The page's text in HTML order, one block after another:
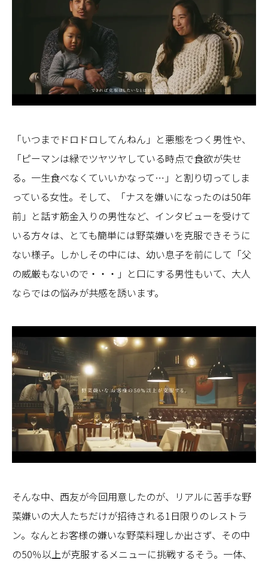
「いつまでドロドロしてんねん」と悪態をつく男性や、
「ピーマンは緑でツヤツヤしている時点で食欲が失せ
る。一生食べなくていいかなって…」と割り切ってしま
っている女性。そして、「ナスを嫌いになったのは50年
前」と話す筋金入りの男性など、インタビューを受けて
いる方々は、とても簡単には野菜嫌いを克服できそうに
ない様子。しかしその中には、幼い息子を前にして「父
の威厳もないので・・・」と口にする男性もいて、大人
ならではの悩みが共感を誘います。
そんな中、西友が今回用意したのが、リアルに苦手な野
菜嫌いの大人たちだけが招待される1日限りのレストラ
ン。なんとお客様の嫌いな野菜料理しか出さず、その中
の50％以上が克服するメニューに挑戦するそう。一体、